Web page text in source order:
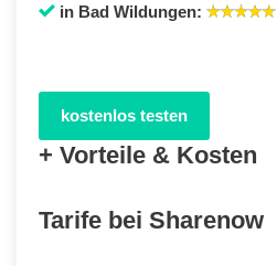
in Bad Wildungen:
kostenlos testen
+ Vorteile & Kosten
Tarife bei Sharenow